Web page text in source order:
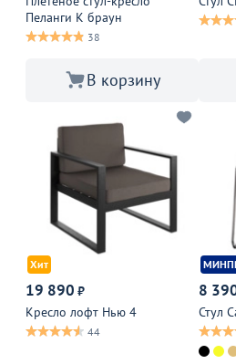
Пеланги К браун
38
В корзину
Хит
19 890 ₽
Кресло лофт Нью 4
44
8
Стул